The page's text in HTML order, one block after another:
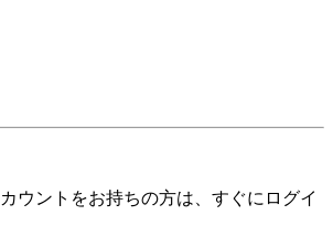
ウントをお持ちの方は、すぐにログイ